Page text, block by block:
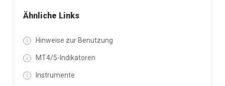
Ähnliche Links
Hinweise zur Benutzung
MT4/5-Indikatoren
Instrumente